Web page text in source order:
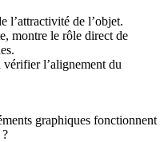
l’attractivité de l’objet.
montre le rôle direct de
l’alignement du
graphiques fonctionnent